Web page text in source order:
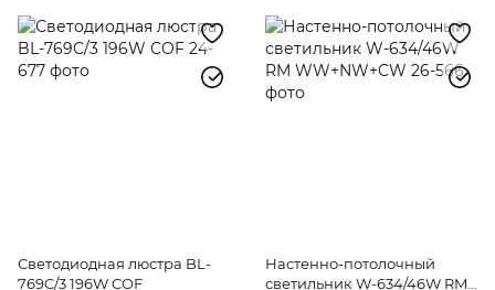
Светодиодная люстра BL-
769C/3 196W COF
Настенно-потолочный
светильник W-634/46W RM